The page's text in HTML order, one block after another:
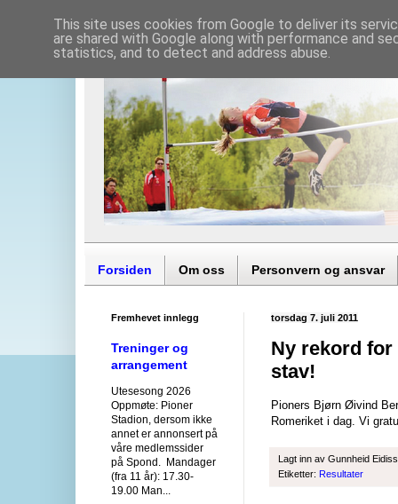
Forsiden Om oss Personvern og ansvar
torsdag 7. juli 2011
Ny rekord
stav!
Pioners Bjørn Øivind
Romeriket i dag. Vi
Lagt inn av Gunnheid
Etiketter: Resultater
Fremhevet innlegg
Treninger og
arrangement
Utesesong 2026
Oppmøte: Pioner
Stadion, dersom ikke
annet er annonsert på
våre medlemssider
på Spond. Mandager
(fra 11 år): 17.30-
19.00 Man...
This site uses cookies from Google to deliver its
are shared with Google along with performance and
statistics, and to detect and address abuse.